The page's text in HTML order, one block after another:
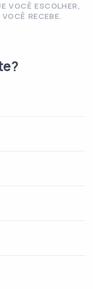
VOCÊ ESCOLHER,
RECEBE.